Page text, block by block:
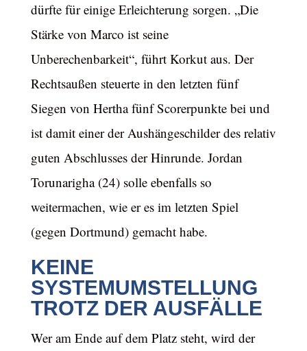
dürfte für einige Erleichterung sorgen. „Die
Stärke von Marco ist seine
Unberechenbarkeit“, führt Korkut aus. Der
Rechtsaußen steuerte in den letzten fünf
Siegen von Hertha fünf Scorerpunkte bei und
ist damit einer der Aushängeschilder des relativ
guten Abschlusses der Hinrunde. Jordan
Torunarigha (24) solle ebenfalls so
weitermachen, wie er es im letzten Spiel
(gegen Dortmund) gemacht habe.
KEINE
SYSTEMUMSTELLUNG
TROTZ DER AUSFÄLLE
Wer am Ende auf dem Platz steht, wird der